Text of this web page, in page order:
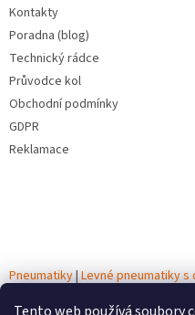
Kontakty
Poradna (blog)
Technický rádce
Průvodce kol
Obchodní podmínky
GDPR
Reklamace
Pneumatiky|Levné pneumatiky
Autobaterie